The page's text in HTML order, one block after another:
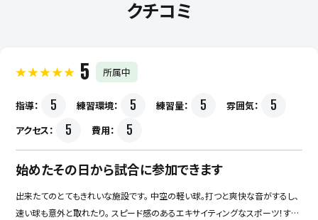
クチコミ
5 所属中
指導： 5 練習環境： 5 練習量： 5 雰囲気： 5
アクセス： 5 費用： 5
始めたその日から試合に参加できます
出来たてのとてもきれいな施設です。 中空の軽い球。打つと爽快な音がするし、
速い球も意外と取れたり。 スピード感のあるエキサイティングなスポーツ！すご